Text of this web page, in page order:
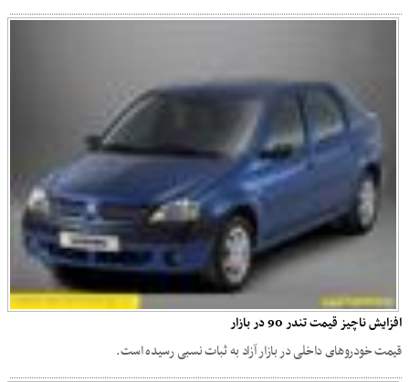
افزایش ناچیز قیمت تندر 90 در بازار
قیمت خودروهای داخلی در بازار آزاد به ثبات نسبی رسیده است.